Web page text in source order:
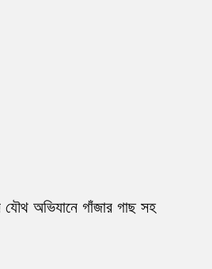
যৌথ অভিযানে গাঁজার গাছ সহ